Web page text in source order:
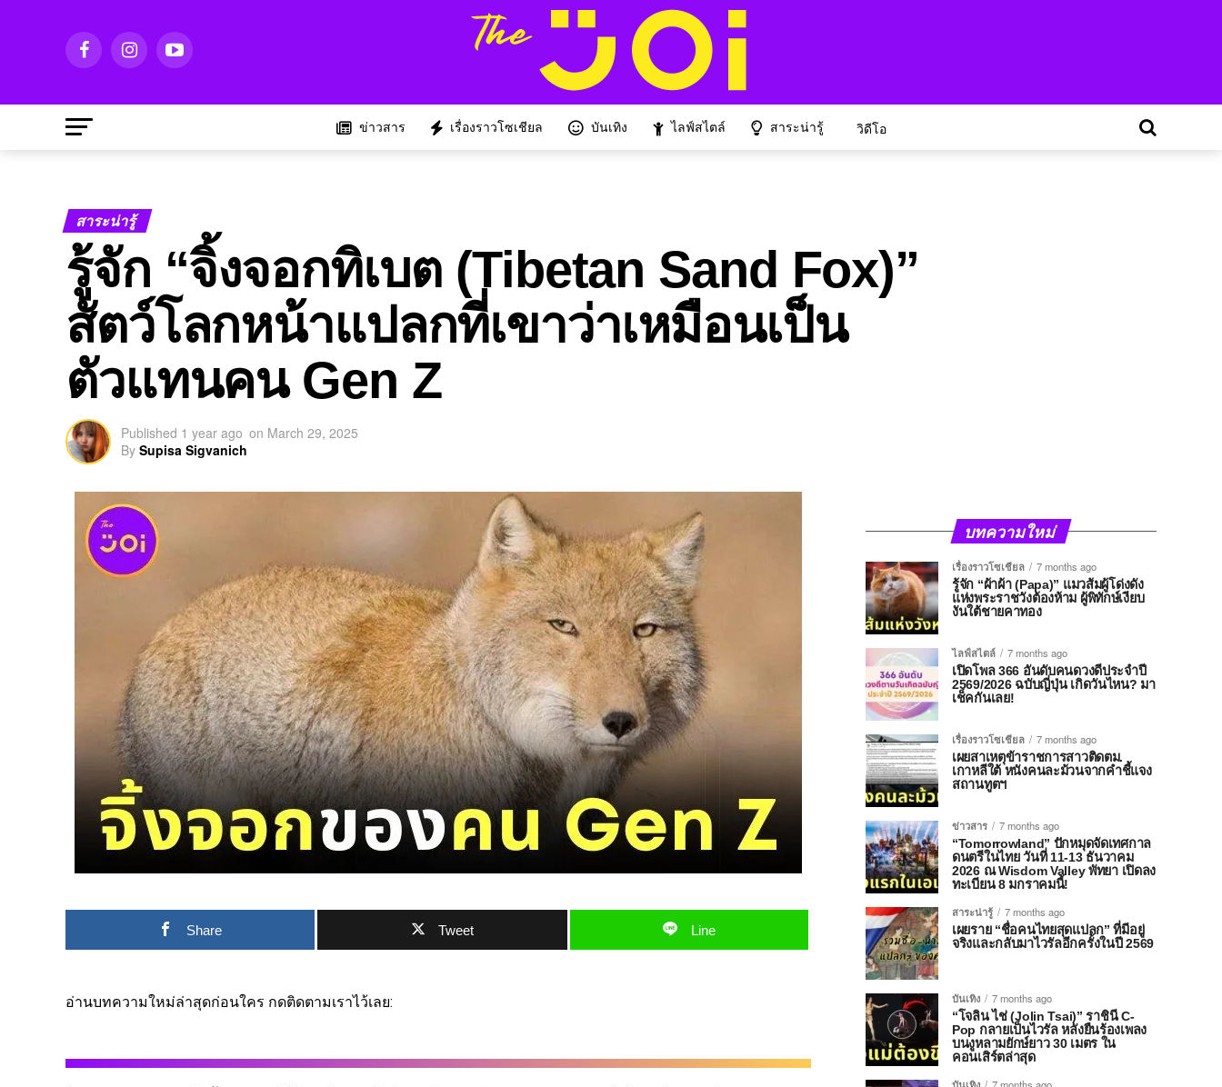
ข่าวสาร เรื่องราวโซเชียล บันเทิง ไลฟ์สไตล์ สาระน่ารู้ วิดีโอ
สาระน่ารู้
รู้จัก “จิ้งจอกทิเบต (Tibetan Sand Fox)”
สัตว์โลกหน้าแปลกที่เขาว่าเหมือนเป็น
ตัวแทนคน Gen Z
Published 1 year ago on March 29, 2025
By Supisa Sigvanich
Share Tweet Line
อ่านบทความใหม่ล่าสุดก่อนใคร กดติดตามเราไว้เลย:
บทความใหม่
เรื่องราวโซเชียล
7 months ago
รู้จัก “ผ้าผ้า (Papa)” แมวส้มผู้โด่งดัง
แห่งพระราชวังต้องห้าม ผู้พิทักษ์เงียบ
งันใต้ชายคาทอง
ไลฟ์สไตล์
7 months ago
เปิดโพล 366 อันดับคนดวงดีประจำปี
2569/2026 ฉบับญี่ปุ่น เกิดวันไหน? มา
เช็คกันเลย!
เรื่องราวโซเชียล
7 months ago
เผยสาเหตุข้าราชการสาวติดตม.
เกาหลีใต้ หนังคนละม้วนจากคำชี้แจง
สถานทูตฯ
ข่าวสาร
7 months ago
“Tomorrowland” ปักหมุดจัดเทศกาล
ดนตรีในไทย วันที่ 11-13 ธันวาคม
2026 ณ Wisdom Valley พัทยา เปิดลง
ทะเบียน 8 มกราคมนี้!
สาระน่ารู้
7 months ago
เผยราย “ชื่อคนไทยสุดแปลก” ที่มีอยู่
จริงและกลับมาไวรัลอีกครั้งในปี 2569
บันเทิง
7 months ago
“โจลิน ไช่ (Jolin Tsai)” ราชินี C-
Pop กลายเป็นไวรัล หลังยืนร้องเพลง
บนงูหลามยักษ์ยาว 30 เมตร ใน
คอนเสิร์ตล่าสุด